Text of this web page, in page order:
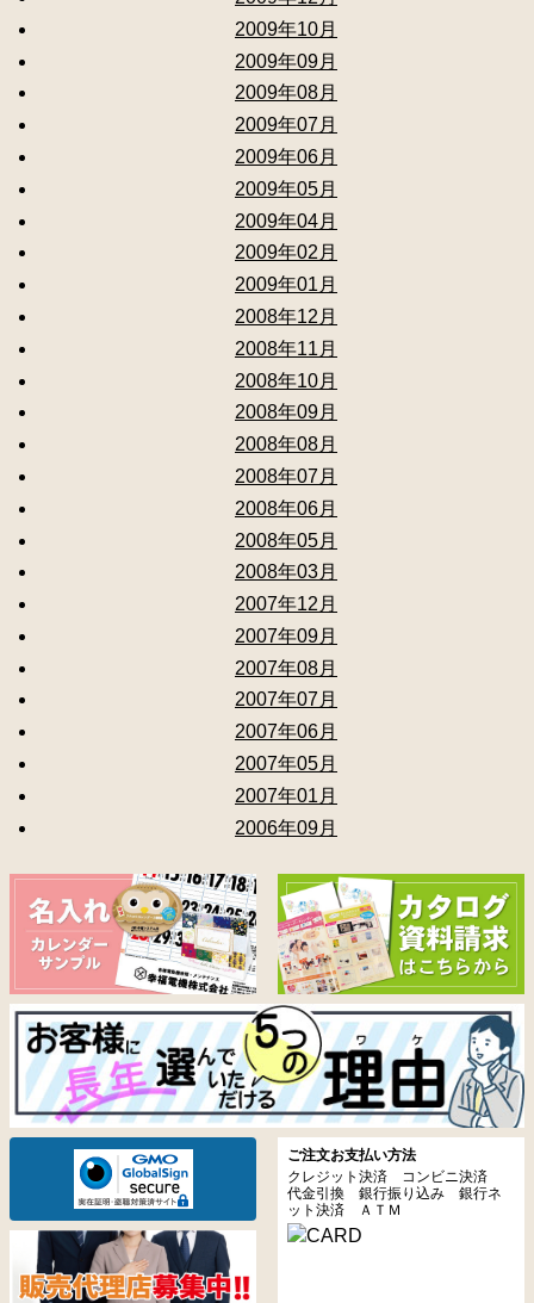
2009年10月
2009年09月
2009年08月
2009年07月
2009年06月
2009年05月
2009年04月
2009年02月
2009年01月
2008年12月
2008年11月
2008年10月
2008年09月
2008年08月
2008年07月
2008年06月
2008年05月
2008年03月
2007年12月
2007年09月
2007年08月
2007年07月
2007年06月
2007年05月
2007年01月
2006年09月
ご注文お支払い方法
クレジット決済 コンビニ決済
代金引換 銀行振り込み 銀行ネ
ット決済 ＡＴＭ